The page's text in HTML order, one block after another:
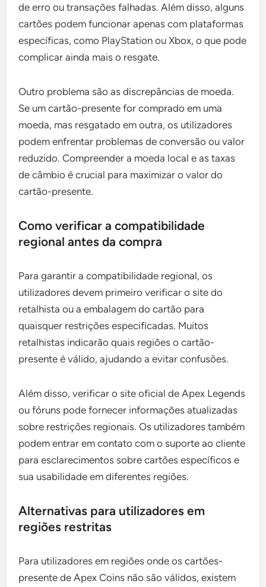
de erro ou transações falhadas. Além disso, alguns
cartões podem funcionar apenas com plataformas
específicas, como PlayStation ou Xbox, o que pode
complicar ainda mais o resgate.
Outro problema são as discrepâncias de moeda.
Se um cartão-presente for comprado em uma
moeda, mas resgatado em outra, os utilizadores
podem enfrentar problemas de conversão ou valor
reduzido. Compreender a moeda local e as taxas
de câmbio é crucial para maximizar o valor do
cartão-presente.
Como verificar a compatibilidade
regional antes da compra
Para garantir a compatibilidade regional, os
utilizadores devem primeiro verificar o site do
retalhista ou a embalagem do cartão para
quaisquer restrições especificadas. Muitos
retalhistas indicarão quais regiões o cartão-
presente é válido, ajudando a evitar confusões.
Além disso, verificar o site oficial de Apex Legends
ou fóruns pode fornecer informações atualizadas
sobre restrições regionais. Os utilizadores também
podem entrar em contato com o suporte ao cliente
para esclarecimentos sobre cartões específicos e
sua usabilidade em diferentes regiões.
Alternativas para utilizadores em
regiões restritas
Para utilizadores em regiões onde os cartões-
presente de Apex Coins não são válidos, existem